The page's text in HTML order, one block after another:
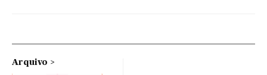
Arquivo